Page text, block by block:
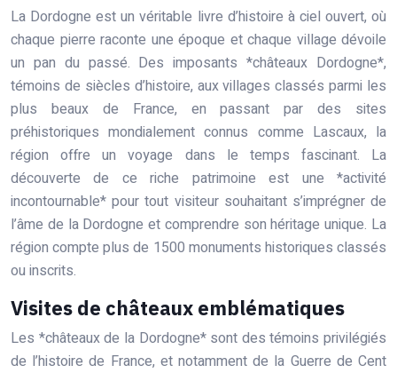
La Dordogne est un véritable livre d’histoire à ciel ouvert, où
chaque pierre raconte une époque et chaque village dévoile
un pan du passé. Des imposants *châteaux Dordogne*,
témoins de siècles d’histoire, aux villages classés parmi les
plus beaux de France, en passant par des sites
préhistoriques mondialement connus comme Lascaux, la
région offre un voyage dans le temps fascinant. La
découverte de ce riche patrimoine est une *activité
incontournable* pour tout visiteur souhaitant s’imprégner de
l’âme de la Dordogne et comprendre son héritage unique. La
région compte plus de 1500 monuments historiques classés
ou inscrits.
Visites de châteaux emblématiques
Les *châteaux de la Dordogne* sont des témoins privilégiés
de l’histoire de France, et notamment de la Guerre de Cent